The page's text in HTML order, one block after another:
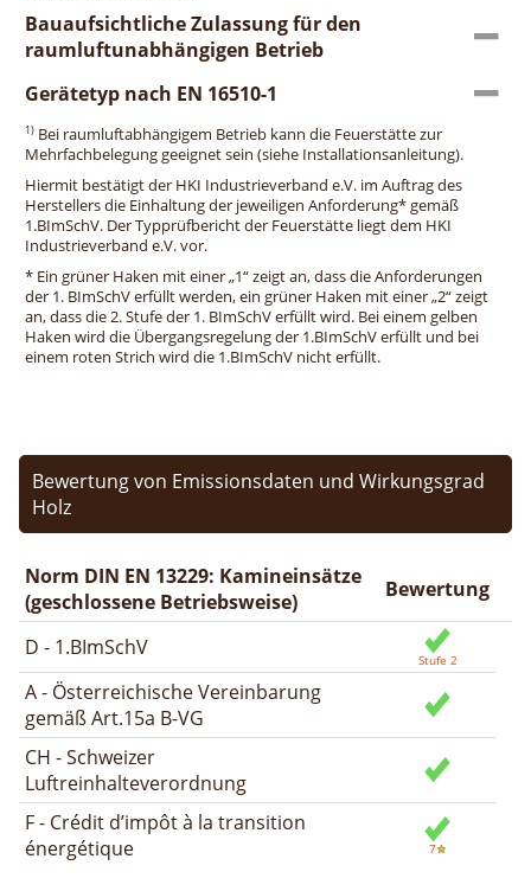
Bauaufsichtliche Zulassung für den
raumluftunabhängigen Betrieb
Gerätetyp nach EN 16510-1
1) Bei raumluftabhängigem Betrieb kann die Feuerstätte zur
Mehrfachbelegung geeignet sein (siehe Installationsanleitung).
Hiermit bestätigt der HKI Industrieverband e.V. im Auftrag des
Herstellers die Einhaltung der jeweiligen Anforderung* gemäß
1.BImSchV. Der Typprüfbericht der Feuerstätte liegt dem HKI
Industrieverband e.V. vor.
* Ein grüner Haken mit einer „1“ zeigt an, dass die Anforderungen
der 1. BImSchV erfüllt werden, ein grüner Haken mit einer „2“ zeigt
an, dass die 2. Stufe der 1. BImSchV erfüllt wird. Bei einem gelben
Haken wird die Übergangsregelung der 1.BImSchV erfüllt und bei
einem roten Strich wird die 1.BImSchV nicht erfüllt.
Bewertung von Emissionsdaten und Wirkungsgrad
Holz
Norm DIN EN 13229: Kamineinsätze
(geschlossene Betriebsweise)
Bewertung
D - 1.BImSchV
A - Österreichische Vereinbarung
gemäß Art.15a B-VG
CH - Schweizer
Luftreinhalteverordnung
F - Crédit d’impôt à la transition
énergétique